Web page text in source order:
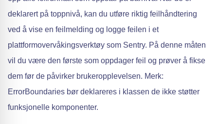
deklarert på toppnivå, kan du utføre riktig feilhåndtering
ved å vise en feilmelding og logge feilen i et
plattformovervåkingsverktøy som Sentry. På denne måten
vil du være den første som oppdager feil og prøver å fikse
dem før de påvirker brukeropplevelsen. Merk:
ErrorBoundaries bør deklareres i klassen de ikke støtter
funksjonelle komponenter.